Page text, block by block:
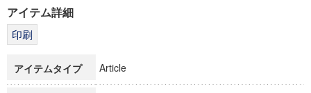
科学研究費補助金研究成果報告書
博士課程教育リーディングプログラム「超成熟社会発展のサ
アイテム詳細
アイテムタイプ Article